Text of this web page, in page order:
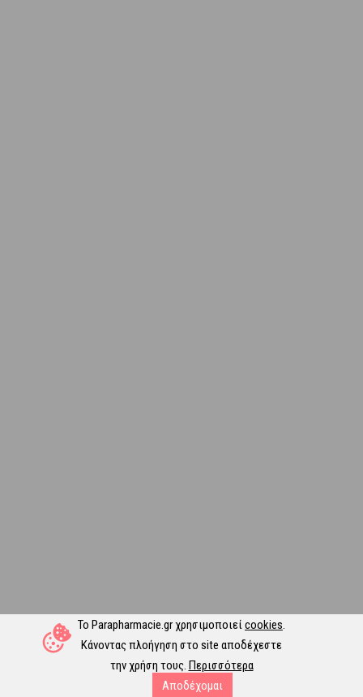
Το Parapharmacie.gr χρησιμοποιείcookies.
Κάνοντας πλοήγηση στο site αποδέχεστε
την χρήση τους. Περισσότερα
Αποδέχομαι